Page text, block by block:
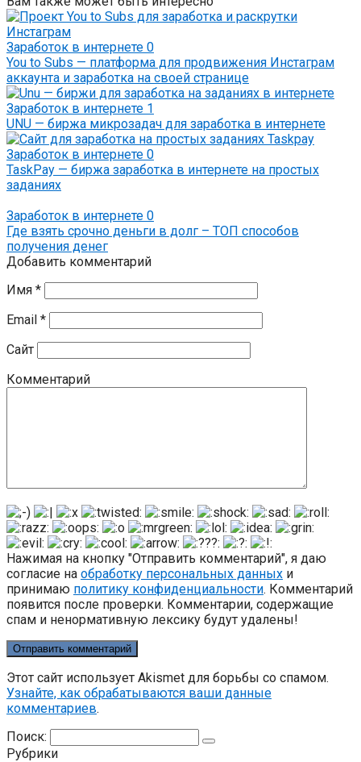
Заработок в интернете 0
You to Subs — платформа для продвижения Инстаграм
аккаунта и заработка на своей странице
Заработок в интернете 1
UNU — биржа микрозадач для заработка в интернете
Заработок в интернете 0
TaskPay — биржа заработка в интернете на простых
заданиях
Заработок в интернете 0
Где взять срочно деньги в долг – ТОП способов
получения денег
Добавить комментарий
Имя *
Email *
Сайт
Комментарий
Нажимая на кнопку "Отправить комментарий", я даю
согласие на обработку персональных данных и
принимаю политику конфиденциальности. Комментарий
появится после проверки. Комментарии, содержащие
спам и ненормативную лексику будут удалены!
Этот сайт использует Akismet для борьбы со спамом.
Узнайте, как обрабатываются ваши данные
комментариев.
Поиск:
Рубрики